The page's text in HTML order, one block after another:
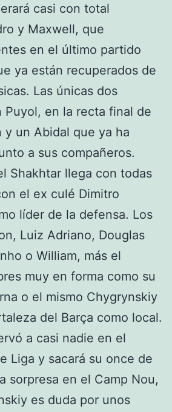
casi con total
y Maxwell, que
en el último partido
ya están recuperados de
Las únicas dos
Puyol, en la recta final de
y un Abidal que ya ha
a sus compañeros.
Shakhtar llega con todas
el ex culé Dimitro
líder de la defensa. Los
Luiz Adriano, Douglas
o William, más el
muy en forma como su
o el mismo Chygrynskiy
del Barça como local.
a casi nadie en el
Liga y sacará su once de
sorpresa en el Camp Nou,
es duda por unos